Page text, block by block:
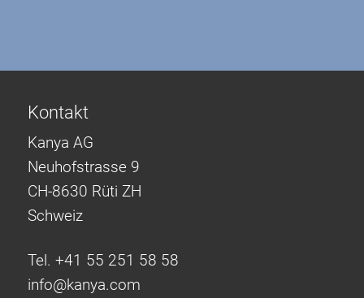
Kontakt
Kanya AG
Neuhofstrasse 9
CH-8630 Rüti ZH
Schweiz
Tel. +41 55 251 58 58
info@kanya.com